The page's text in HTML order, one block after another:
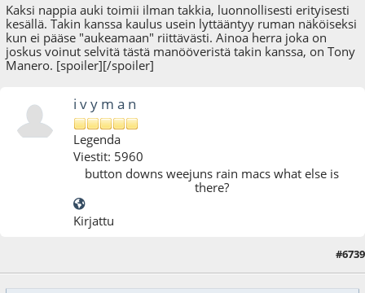
Kaksi nappia auki toimii ilman takkia, luonnollisesti erityisesti
kesällä. Takin kanssa kaulus usein lyttääntyy ruman näköiseksi
kun ei pääse "aukeamaan" riittävästi. Ainoa herra joka on
joskus voinut selvitä tästä manööveristä takin kanssa, on Tony
Manero. [spoiler][/spoiler]
i v y m a n
Legenda
Viestit: 5960
button downs weejuns rain macs what else is
there?
Kirjattu
#6739